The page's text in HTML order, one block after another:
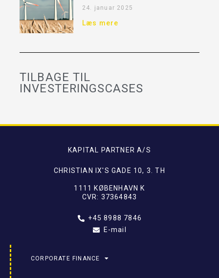
24. januar 2025
Læs mere
TILBAGE TIL
INVESTERINGSCASES
KAPITAL PARTNER A/S
CHRISTIAN IX'S GADE 10, 3. TH
1111 KØBENHAVN K
CVR: 37364843
+45 8988 7846
E-mail
CORPORATE FINANCE